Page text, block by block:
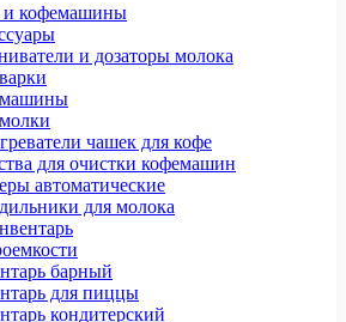
и кофемашины
и дозаторы молока
чашек для кофе
для очистки кофемашин
автоматические
для молока
барный
для пиццы
кондитерский